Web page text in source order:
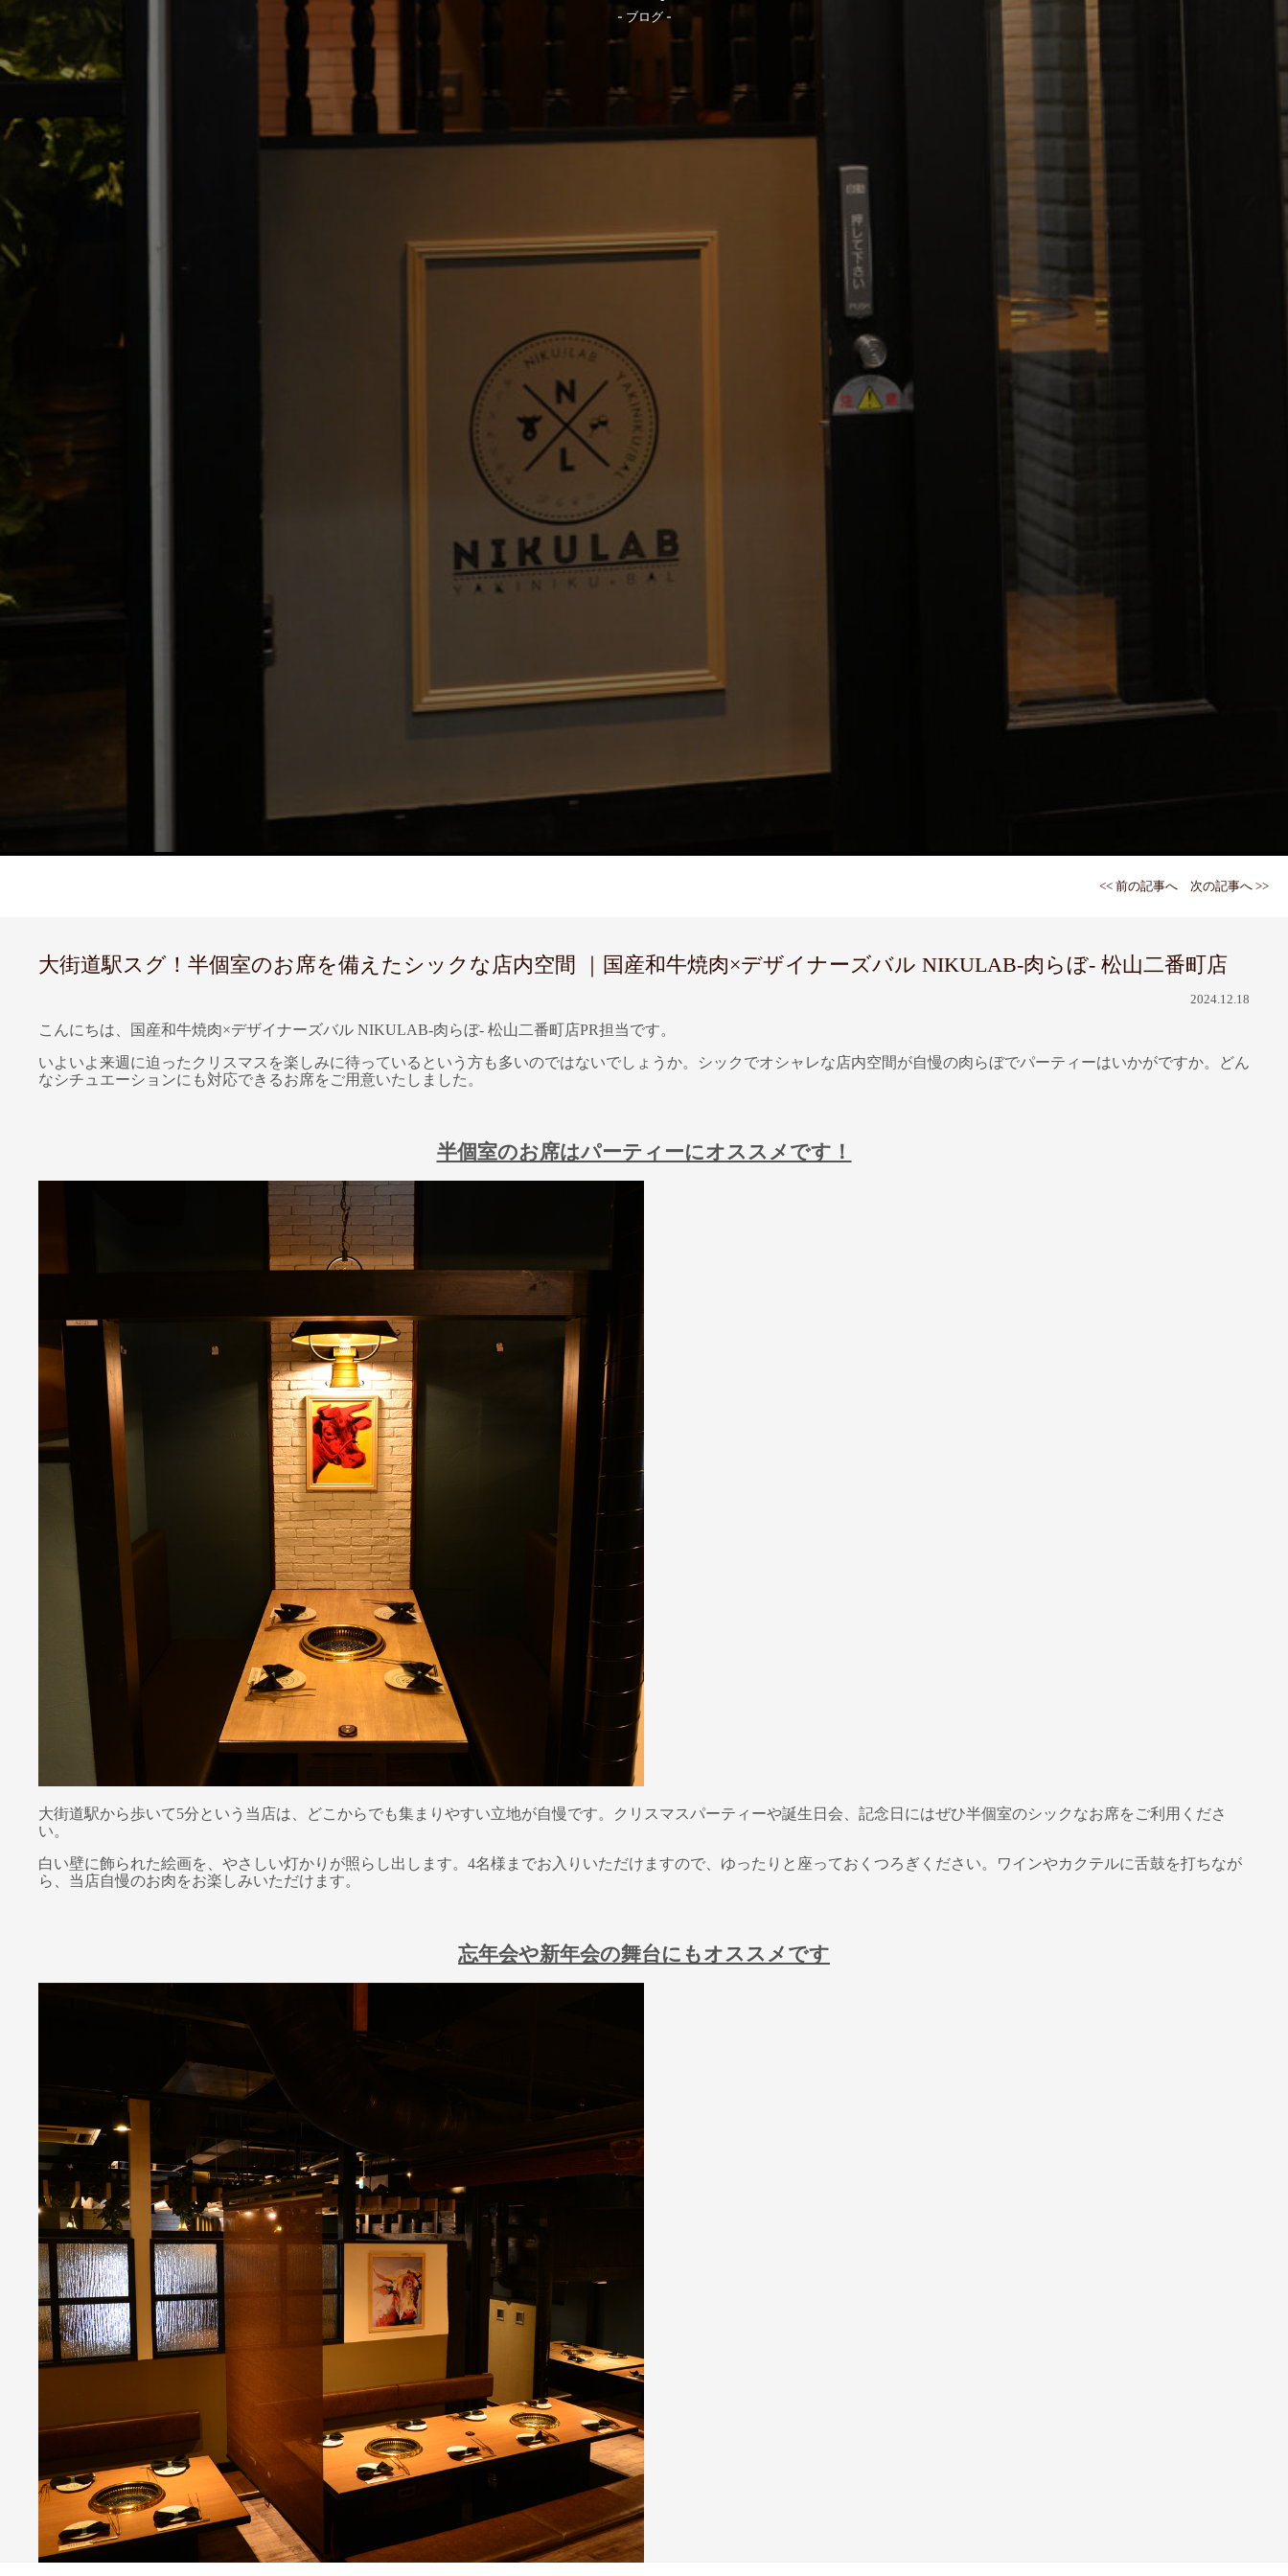
- ブログ -
<< 前の記事へ 次の記事へ >>
大街道駅スグ！半個室のお席を備えたシックな店内空間 ｜国産和牛焼肉×デザイナーズバル NIKULAB-肉らぼ- 松山二番町店
2024.12.18
こんにちは、国産和牛焼肉×デザイナーズバル NIKULAB-肉らぼ- 松山二番町店PR担当です。
いよいよ来週に迫ったクリスマスを楽しみに待っているという方も多いのではないでしょうか。シックでオシャレな店内空間が自慢の肉らぼでパーティーはいかがですか。どん
なシチュエーションにも対応できるお席をご用意いたしました。
半個室のお席はパーティーにオススメです！
大街道駅から歩いて5分という当店は、どこからでも集まりやすい立地が自慢です。クリスマスパーティーや誕生日会、記念日にはぜひ半個室のシックなお席をご利用くださ
い。
白い壁に飾られた絵画を、やさしい灯かりが照らし出します。4名様までお入りいただけますので、ゆったりと座っておくつろぎください。ワインやカクテルに舌鼓を打ちなが
ら、当店自慢のお肉をお楽しみいただけます。
忘年会や新年会の舞台にもオススメです